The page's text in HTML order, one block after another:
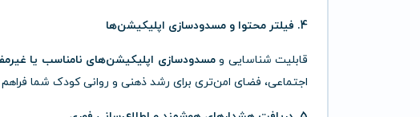
4. فیلتر محتوا و مسدودسازی اپلیکیشن‌ها
قابلیت شناسایی ومسدودسازی اپلیکیشن‌های نامناسب یا
اجتماعی، فضای امن‌تری برای رشد ذهنی و روانی کودک شما